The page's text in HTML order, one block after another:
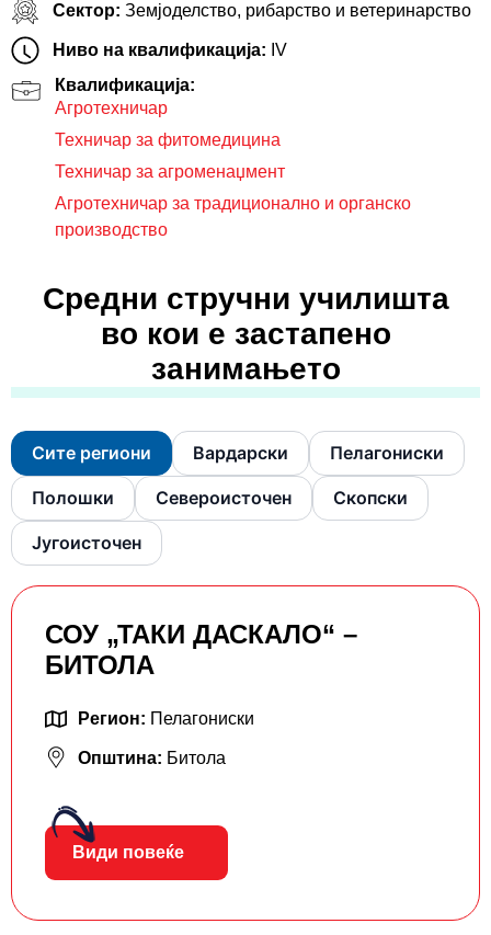
Сектор: Земјоделство, рибарство и ветеринарство
Ниво на квалификација: IV
Квалификација:
Агротехничар
Техничар за фитомедицина
Техничар за агроменаџмент
Агротехничар за традиционално и органско
производство
Средни стручни училишта
во кои е застапено
занимањето
Сите региони Вардарски Пелагониски
Полошки Североисточен Скопски
Југоисточен
СОУ „ТАКИ ДАСКАЛО“ –
БИТОЛА
Регион: Пелагониски
Општина: Битола
Види повеќе